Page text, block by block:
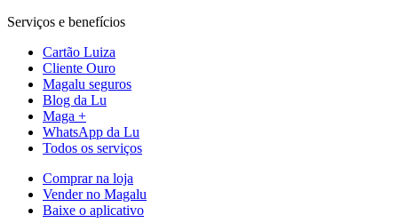
Serviços e benefícios
Cartão Luiza
Cliente Ouro
Magalu seguros
Blog da Lu
Maga +
WhatsApp da Lu
Todos os serviços
Comprar na loja
Vender no Magalu
Baixe o aplicativo